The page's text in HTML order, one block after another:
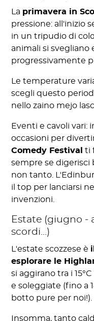
La primavera in
pressione: all'inizio
in un tripudio di
animali si
progressivamente
Le temperature
scegli questo
nello zaino mejo
Eventi e cavoli vari:
occasioni per
Comedy Festival
ti
sempre se digerisci
non tanto.
il top per lanciarsi
invenzioni.
Estate (giugno -
scordi...)
L'estate scozzese è
esplorare le
si aggirano tra i
e soleggiate (fino a
botto pure per noi!).
Insomma, tanto